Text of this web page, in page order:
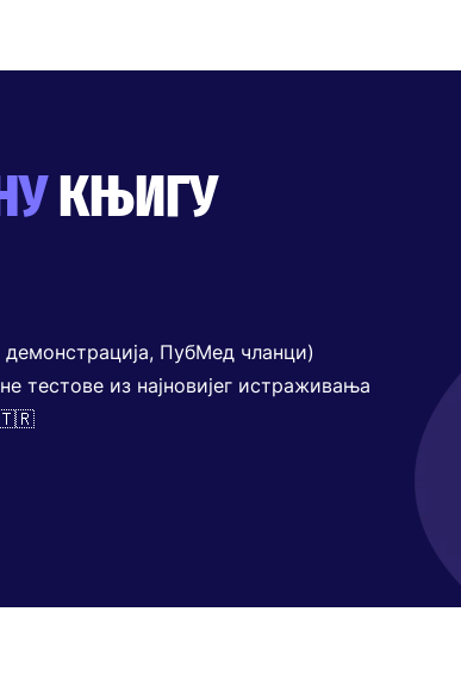
КЊИГУ
ПубМед чланци)
тестове из најновијег истраживања